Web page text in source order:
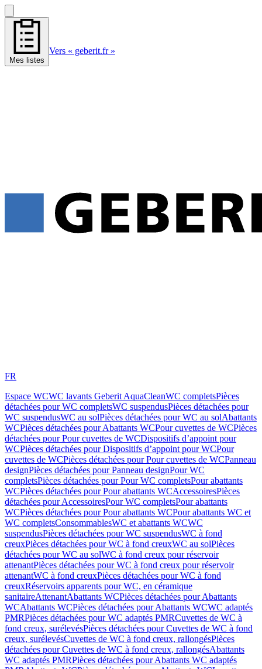
Mes listes
Vers « geberit.fr »
FR
Espace WCWC lavants Geberit AquaCleanWC completsPièces
détachées pour WC completsWC suspendusPièces détachées pour
WC suspendusWC au solPièces détachées pour WC au solAbattants
WCPièces détachées pour Abattants WCPour cuvettes de WCPièces
détachées pour Pour cuvettes de WCDispositifs d’appoint pour
WCPièces détachées pour Dispositifs d’appoint pour WCPour
cuvettes de WCPièces détachées pour Pour cuvettes de WCPanneau
designPièces détachées pour Panneau designPour WC
completsPièces détachées pour Pour WC completsPour abattants
WCPièces détachées pour Pour abattants WCAccessoiresPièces
détachées pour AccessoiresPour WC completsPour abattants
WCPièces détachées pour Pour abattants WCPour abattants WC et
WC completsConsommablesWC et abattants WCWC
suspendusPièces détachées pour WC suspendusWC à fond
creuxPièces détachées pour WC à fond creuxWC au solPièces
détachées pour WC au solWC à fond creux pour réservoir
attenantPièces détachées pour WC à fond creux pour réservoir
attenantWC à fond creuxPièces détachées pour WC à fond
creuxRéservoirs apparents pour WC, en céramique
sanitaireAttenantAbattants WCPièces détachées pour Abattants
WCAbattants WCPièces détachées pour Abattants WCWC adaptés
PMRPièces détachées pour WC adaptés PMRCuvettes de WC à
fond creux, surélevésPièces détachées pour Cuvettes de WC à fond
creux, surélevésCuvettes de WC à fond creux, rallongésPièces
détachées pour Cuvettes de WC à fond creux, rallongésAbattants
WC adaptés PMRPièces détachées pour Abattants WC adaptés